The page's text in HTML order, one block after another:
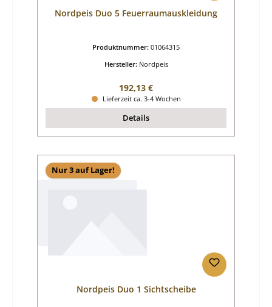
Nordpeis Duo 5 Feuerraumauskleidung
Produktnummer: 01064315
Hersteller: Nordpeis
Regulärer Preis:
192,13 €
Lieferzeit ca. 3-4 Wochen
Details
Nur 3 auf Lager!
Nordpeis Duo 1 Sichtscheibe